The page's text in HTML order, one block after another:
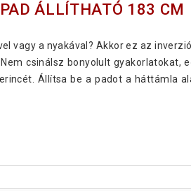
ÁLLÍTHATÓ 183 CM
vagy a nyakával? Akkor ez az
csinálsz bonyolult
Állítsa be a padot a háttámla